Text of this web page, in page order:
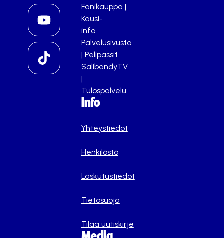
Fanikauppa |
Kausi-
info
Palvelusivusto
| Pelipassit
SalibandyTV
|
Tulospalvelu
Info
Yhteystiedot
Henkilöstö
Laskutustiedot
Tietosuoja
Tilaa uutiskirje